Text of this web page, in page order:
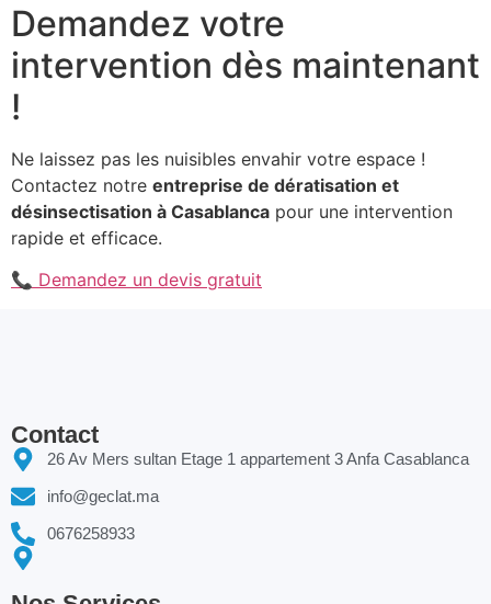
Demandez votre
intervention dès maintenant
!
Ne laissez pas les nuisibles envahir votre espace !
Contactez notre entreprise de dératisation et
désinsectisation à Casablanca pour une intervention
rapide et efficace.
📞 Demandez un devis gratuit
Contact
26 Av Mers sultan Etage 1 appartement 3 Anfa Casablanca
info@geclat.ma
0676258933